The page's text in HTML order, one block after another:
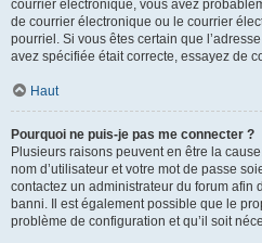
courrier électronique, vous avez
de courrier électronique ou le courrier
pourriel. Si vous êtes certain que
avez spécifiée était correcte, essayez de
Haut
Pourquoi ne puis-je pas me connecter ?
Plusieurs raisons peuvent en être la
nom d’utilisateur et votre mot de passe
contactez un administrateur du forum afin
banni. Il est également possible que le
problème de configuration et qu’il soit